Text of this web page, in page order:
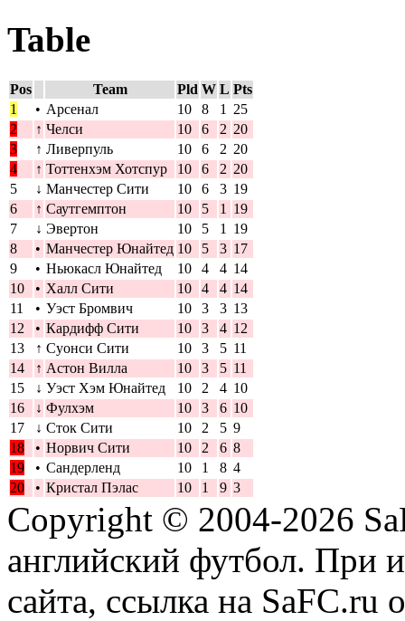
Table
Pos Team Pld W L Pts
1
• Арсенал 10 8 1
25
2
↑ Челси 10 6 2 20
3
↑ Ливерпуль 10 6 2 20
4
↑ Тоттенхэм Хотспур 10 6 2 20
5
↓ Манчестер Сити 10 6 3 19
6
↑ Саутгемптон 10 5 1
19
7
↓ Эвертон 10 5 1
19
8
• Манчестер Юнайтед 10 5 3 17
9
• Ньюкасл Юнайтед 10 4 4 14
10
• Халл Сити 10 4 4 14
11
• Уэст Бромвич 10 3 3 13
12
• Кардифф Сити 10 3 4 12
13
↑ Суонси Сити 10 3 5 11
14
↑ Астон Вилла 10 3 5 11
15
↓ Уэст Хэм Юнайтед 10 2 4 10
16
↓ Фулхэм 10 3 6 10
17
↓ Сток Сити 10 2 5 9
18
• Норвич Сити 10 2 6 8
19
• Сандерленд 10 1 8 4
20
• Кристал Пэлас 10 1 9 3
Copyright © 2004-2026
английский футбол. При
сайта, ссылка на SaFC.ru